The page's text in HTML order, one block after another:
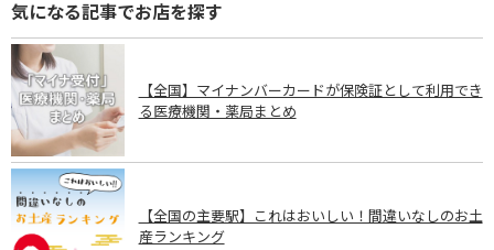
気になる記事でお店を探す
【全国】マイナンバーカードが保険証として利用でき
る医療機関・薬局まとめ
【全国の主要駅】これはおいしい！間違いなしのお土
産ランキング